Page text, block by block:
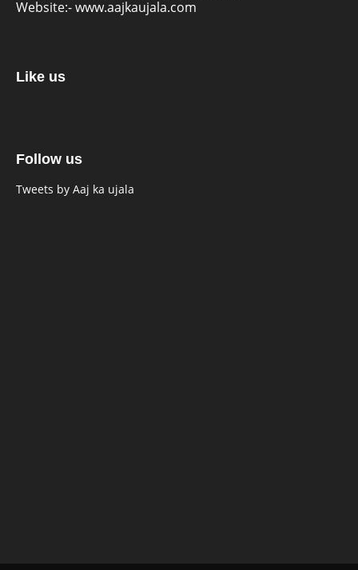
Website:-www.aajkaujala.com
Like us
Follow us
Tweets by Aaj ka ujala